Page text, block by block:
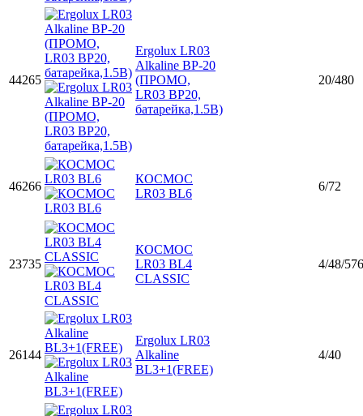
44265
Ergolux LR03
Alkaline BP-20
(ПРОМО,
LR03 BP20,
батарейка,1.5В)
20/480
46266
КОСМОС
LR03 BL6
6/72
23735
КОСМОС
LR03 BL4
CLASSIC
4/48/576
26144
Ergolux LR03
Alkaline
BL3+1(FREE)
4/40